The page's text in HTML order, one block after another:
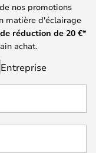
nos promotions
matière d'éclairage
réduction de 20 €*
achat.
Entreprise